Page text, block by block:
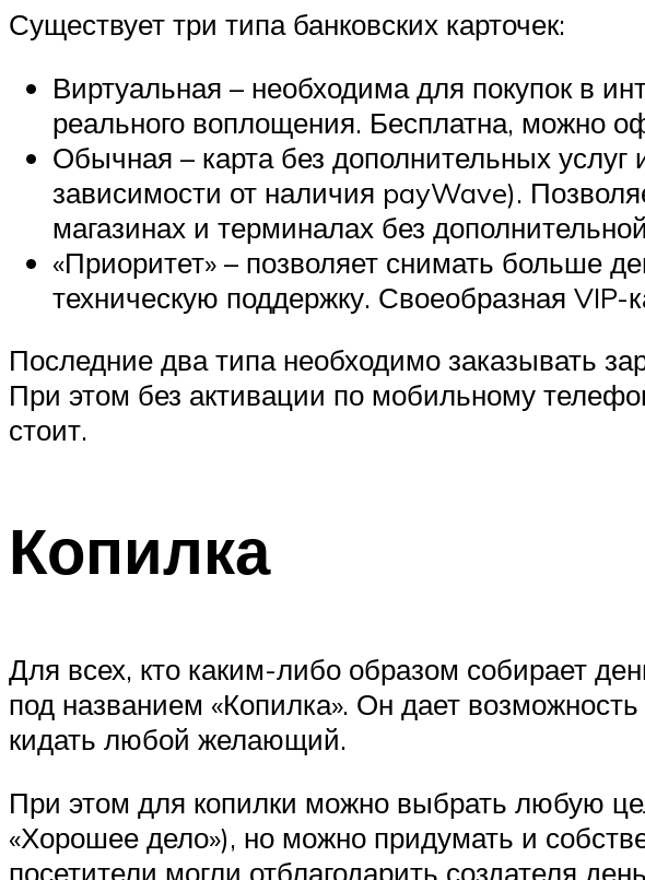
Существует три типа банковских карточек:
Виртуальная – необходима для покупок в
реального воплощения. Бесплатна, можно
Обычная – карта без дополнительных
зависимости от наличия payWave).
магазинах и терминалах без
«Приоритет» – позволяет снимать больше
техническую поддержку. Своеобразная
Последние два типа необходимо заказывать
При этом без активации по мобильному
стоит.
Копилка
Для всех, кто каким-либо образом собирает
под названием «Копилка». Он дает
кидать любой желающий.
При этом для копилки можно выбрать любую
«Хорошее дело»), но можно придумать и
посетители могли отблагодарить создателя